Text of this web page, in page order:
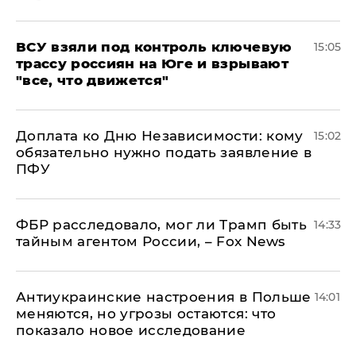
ВСУ взяли под контроль ключевую
трассу россиян на Юге и взрывают
"все, что движется"
15:05
Доплата ко Дню Независимости: кому
обязательно нужно подать заявление в
ПФУ
15:02
ФБР расследовало, мог ли Трамп быть
тайным агентом России, – Fox News
14:33
Антиукраинские настроения в Польше
меняются, но угрозы остаются: что
показало новое исследование
14:01